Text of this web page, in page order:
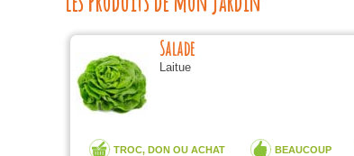
Salade
Laitue
TROC, DON OU ACHAT BEAUCOUP